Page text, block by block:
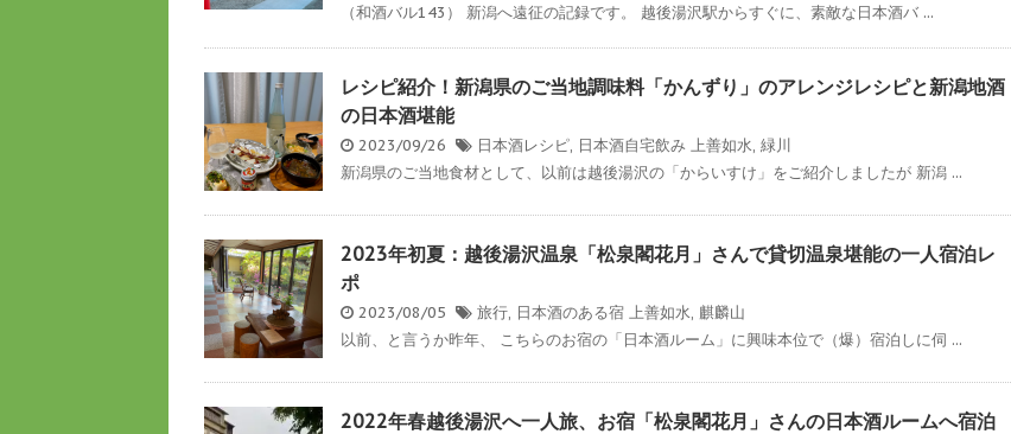
（和酒バル143） 新潟へ遠征の記録です。 越後湯沢駅からすぐに、素敵な日本酒バ ...
レシピ紹介！新潟県のご当地調味料「かんずり」のアレンジレシピと新潟地酒
の日本酒堪能
2023/09/26 日本酒レシピ, 日本酒自宅飲み 上善如水, 緑川
新潟県のご当地食材として、以前は越後湯沢の「からいすけ」をご紹介しましたが 新潟 ...
2023年初夏：越後湯沢温泉「松泉閣花月」さんで貸切温泉堪能の一人宿泊レ
ポ
2023/08/05 旅行, 日本酒のある宿 上善如水, 麒麟山
以前、と言うか昨年、 こちらのお宿の「日本酒ルーム」に興味本位で（爆）宿泊しに伺 ...
2022年春越後湯沢へ一人旅、お宿「松泉閣花月」さんの日本酒ルームへ宿泊